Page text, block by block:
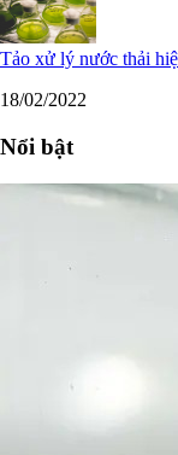
Tảo xử lý nước thải
18/02/2022
Nổi bật